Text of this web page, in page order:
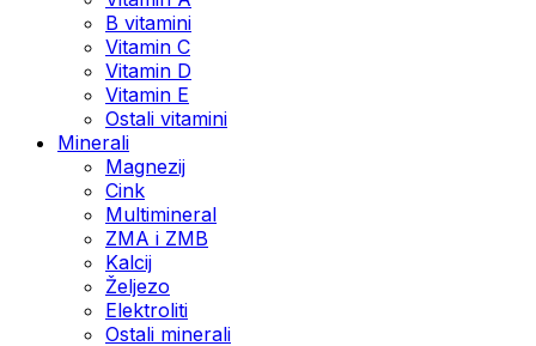
B vitamini
Vitamin C
Vitamin D
Vitamin E
Ostali vitamini
Minerali
Magnezij
Cink
Multimineral
ZMA i ZMB
Kalcij
Željezo
Elektroliti
Ostali minerali